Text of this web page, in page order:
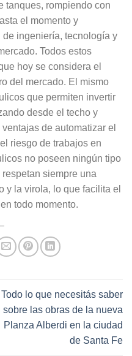
tanques, rompiendo con
el momento y
ingeniería, tecnología y
Todos estos
hoy se considera el
del mercado. El mismo
que permiten invertir
desde el techo y
de automatizar el
riesgo de trabajos en
no poseen ningún tipo
siempre una
y la virola, lo que facilita el
todo momento.
Todo lo que necesitás saber
sobre las obras de la nueva
Planza Alberdi en la ciudad
de Santa Fe